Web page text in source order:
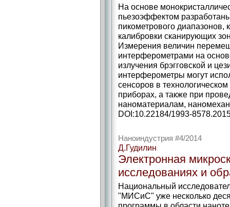
На основе
пьезоэффектом
пикометрового диапазонов,
калибровки сканирующих
Измерения величин
интерферометрами на
излучения брэгговской и
интерферометры могут
сенсоров в
приборах, а также при
наноматериалам,
DOI:10.22184/1993-
Наноиндустрия #4/2014
Д.Гудилин
Электронная
исследованиях и
Национальный
"МИСиС" уже несколько